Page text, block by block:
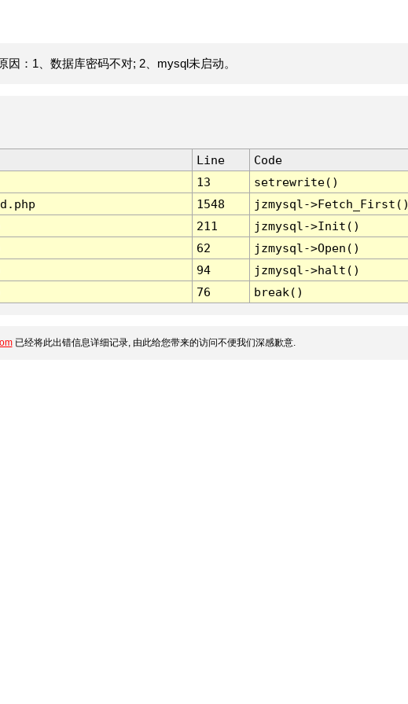
：1、数据库密码不对; 2、mysql未启动。
Line
Code
13
setrewrite()
1548
jzmysql-
211
jzmysql->Init()
62
jzmysql->Open()
94
jzmysql->halt()
76 break()
已经将此出错信息详细记录, 由此给您带来的访问不便我们深感歉意.